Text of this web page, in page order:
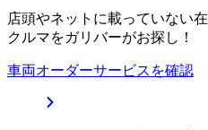
店頭やネットに載っていない
クルマをガリバーがお探し！
車両オーダーサービスを確認